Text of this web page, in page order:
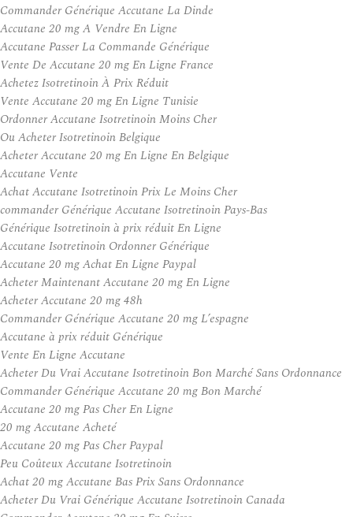
Commander Générique Accutane La Dinde
Accutane 20 mg A Vendre En Ligne
Accutane Passer La Commande Générique
Vente De Accutane 20 mg En Ligne France
Achetez Isotretinoin À Prix Réduit
Vente Accutane 20 mg En Ligne Tunisie
Ordonner Accutane Isotretinoin Moins Cher
Ou Acheter Isotretinoin Belgique
Acheter Accutane 20 mg En Ligne En Belgique
Accutane Vente
Achat Accutane Isotretinoin Prix Le Moins Cher
commander Générique Accutane Isotretinoin Pays-Bas
Générique Isotretinoin à prix réduit En Ligne
Accutane Isotretinoin Ordonner Générique
Accutane 20 mg Achat En Ligne Paypal
Acheter Maintenant Accutane 20 mg En Ligne
Acheter Accutane 20 mg 48h
Commander Générique Accutane 20 mg L’espagne
Accutane à prix réduit Générique
Vente En Ligne Accutane
Acheter Du Vrai Accutane Isotretinoin Bon Marché Sans Ordonnance
Commander Générique Accutane 20 mg Bon Marché
Accutane 20 mg Pas Cher En Ligne
20 mg Accutane Acheté
Accutane 20 mg Pas Cher Paypal
Peu Coûteux Accutane Isotretinoin
Achat 20 mg Accutane Bas Prix Sans Ordonnance
Acheter Du Vrai Générique Accutane Isotretinoin Canada